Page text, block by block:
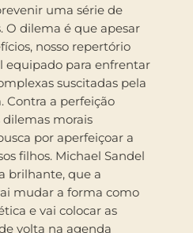
uma série de
O dilema é que apesar
nosso repertório
equipado para enfrentar
suscitadas pela
Contra a perfeição
dilemas morais
por aperfeiçoar a
filhos. Michael Sandel
brilhante, que a
mudar a forma como
e vai colocar as
volta na agenda